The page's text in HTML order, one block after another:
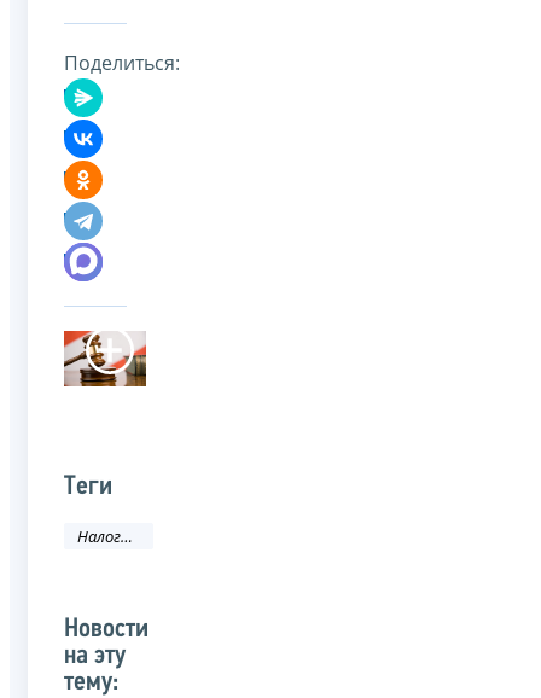
Поделиться:
Теги
Налоговое законодательство
Новости
на эту
тему: